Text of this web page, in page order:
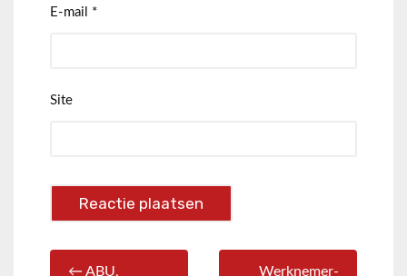
E-mail *
Site
← ABU,
Werknemer-